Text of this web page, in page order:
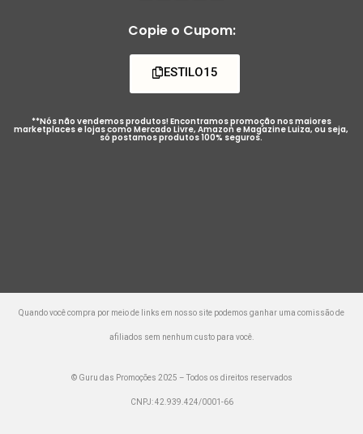
Copie o Cupom:
ESTILO15
**Nós não vendemos produtos! Encontramos promoção nos maiores
marketplaces e lojas como Mercado Livre, Amazon e Magazine Luiza, ou seja,
só postamos produtos 100% seguros.
Quando você compra por meio de links em nosso site podemos ganhar uma comissão de
afiliados sem nenhum custo para você.
© Guru das Promoções 2025 – Todos os direitos reservados
CNPJ: 42.939.424/0001-66